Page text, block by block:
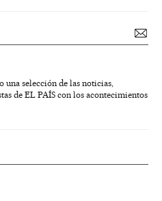
una selección de las noticias,
de EL PAÍS con los acontecimientos